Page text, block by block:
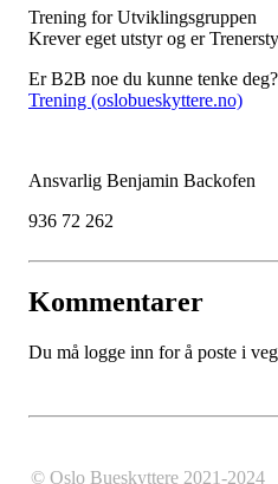
Trening for Utviklingsgruppen
Krever eget utstyr og er
Er B2B noe du kunne tenke
Trening (oslobueskyttere.no)
Ansvarlig Benjamin Backofen
936 72 262
Kommentarer
Du må logge inn for å poste i
© Oslo Bueskyttere 2021-2024